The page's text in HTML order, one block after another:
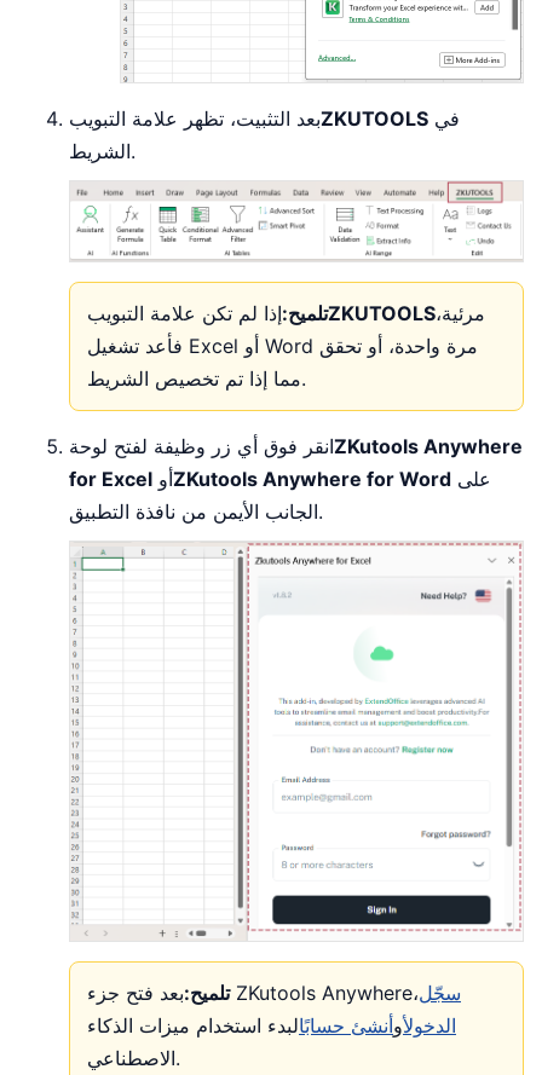
بعد التثبيت، تظهر علامة التبويبZKUTOOLS
الشريط.
تلميح:إذا لم تكن علامة التبويب ZKUTOOLSمرئية،
فأعد تشغيل Excel أو Word مرة واحدة، أو تحقق
مما إذا تم تخصيص الشريط.
انقر فوق أي زر وظيفة لفتح لوحةZKutools Anywhere
for Excel أوZKutools Anywhere for Word
الجانب الأيمن من نافذة التطبيق.
تلميح:بعد فتح جزء ZKutools Anywhere،سجّل
الدخولأوأنشئ حسابًالبدء استخدام ميزات الذكاء
الاصطناعي.